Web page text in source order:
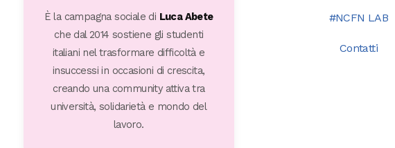
È la campagna sociale di Luca Abete
che dal 2014 sostiene gli studenti
italiani nel trasformare difficoltà e
insuccessi in occasioni di crescita,
creando una community attiva tra
università, solidarietà e mondo del
lavoro.
#NCFN LAB
Contatti